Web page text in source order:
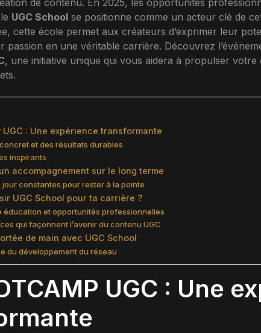
UGC School se positionne comme un acteur clé de
cette école permet aux créateurs d’exprimer leur
passion en une véritable carrière. Découvrez
, une initiative unique qui vous aidera à propulser votre
UGC : Une expérience transformante
et des résultats durables
inspirants
accompagnement sur le long terme
jour constantes pour rester à la pointe
UGC School pour ta carrière ?
éducation et opportunités professionnelles
qui façonnent l’avenir du contenu UGC
de main avec UGC School
du développement du réseau
UGC : Une